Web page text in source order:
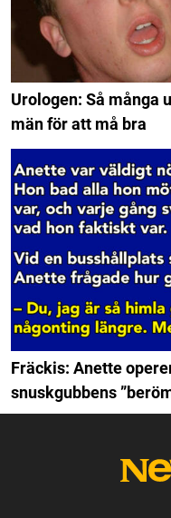
Urologen: Så många
män för att må bra
Fräckis: Anette
snuskgubbens